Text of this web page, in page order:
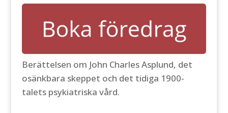
Berättelsen om John Charles Asplund, det
osänkbara skeppet och det tidiga 1900-
talets psykiatriska vård.